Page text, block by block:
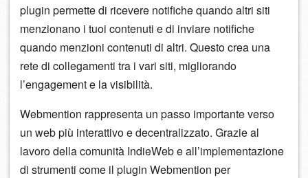
plugin permette di ricevere notifiche quando altri siti
menzionano i tuoi contenuti e di inviare notifiche
quando menzioni contenuti di altri. Questo crea una
rete di collegamenti tra i vari siti, migliorando
l’engagement e la visibilità.
Webmention rappresenta un passo importante verso
un web più interattivo e decentralizzato. Grazie al
lavoro della comunità IndieWeb e all’implementazione
di strumenti come il plugin Webmention per